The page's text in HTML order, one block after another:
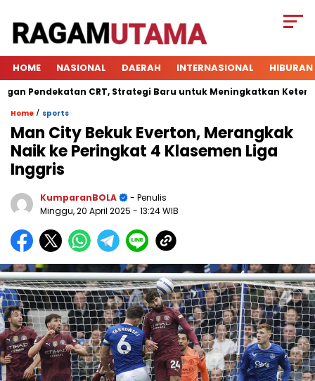
HOME NASIONAL DAERAH INTERNASIONAL HIBURAN
Pendekatan CRT, Strategi Baru untuk Meningkatkan
Home / sports
Man City Bekuk Everton, Merangkak
Naik ke Peringkat 4 Klasemen Liga
Inggris
KumparanBOLA
- Penulis
Minggu, 20 April 2025 - 13:24 WIB